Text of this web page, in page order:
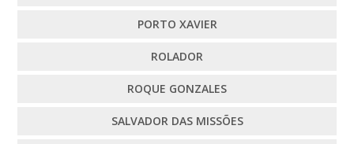
PORTO XAVIER
ROLADOR
ROQUE GONZALES
SALVADOR DAS MISSÕES